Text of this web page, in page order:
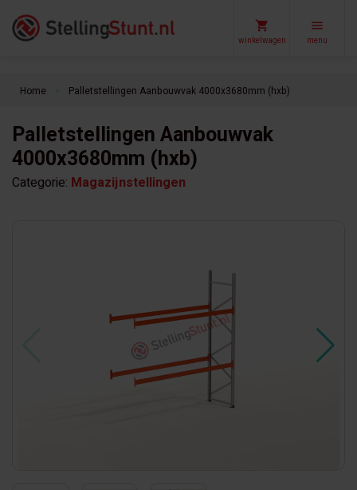
winkelwagen menu
Home keyboard_arrow_right Palletstellingen Aanbouwvak 4000x3680mm (hxb)
Palletstellingen Aanbouwvak
4000x3680mm (hxb)
Categorie: Magazijnstellingen